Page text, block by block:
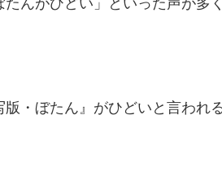
たんがひどい」といった声が多
版・ぼたん』がひどいと言われ